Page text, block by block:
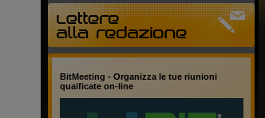
BitMeeting - Organizza le tue riunioni
quaificate on-line